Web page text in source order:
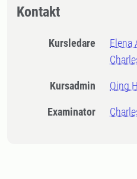
Kontakt
Kursledare
Elena
Kursadmin Qing
Examinator